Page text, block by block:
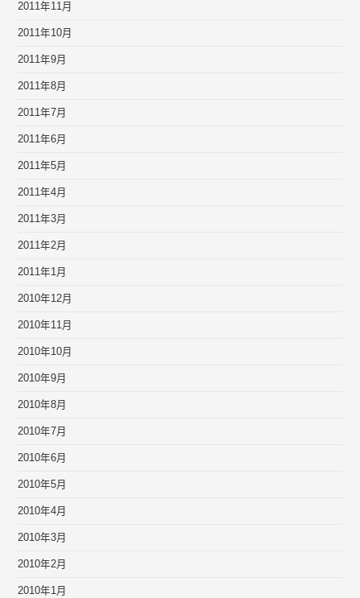
2011年11月
2011年10月
2011年9月
2011年8月
2011年7月
2011年6月
2011年5月
2011年4月
2011年3月
2011年2月
2011年1月
2010年12月
2010年11月
2010年10月
2010年9月
2010年8月
2010年7月
2010年6月
2010年5月
2010年4月
2010年3月
2010年2月
2010年1月